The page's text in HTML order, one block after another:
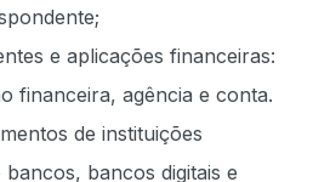
e aplicações financeiras:
financeira, agência e conta.
de instituições
bancos digitais e